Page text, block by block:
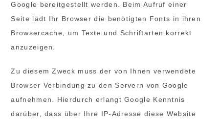
Google bereitgestellt werden. Beim Aufruf einer
Seite lädt Ihr Browser die benötigten Fonts in ihren
Browsercache, um Texte und Schriftarten korrekt
anzuzeigen.
Zu diesem Zweck muss der von Ihnen verwendete
Browser Verbindung zu den Servern von Google
aufnehmen. Hierdurch erlangt Google Kenntnis
darüber, dass über Ihre IP-Adresse diese Website